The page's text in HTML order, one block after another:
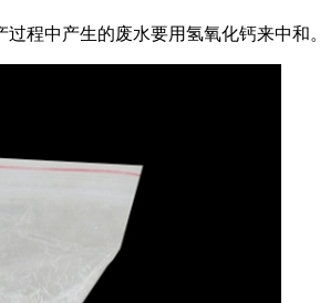
程中产生的废水要用氢氧化钙来中和。